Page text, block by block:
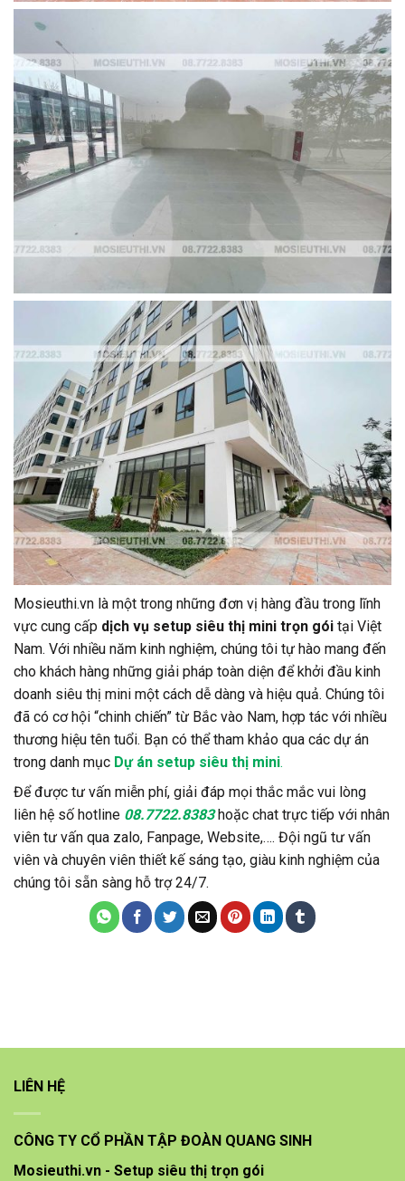
Mosieuthi.vn là một trong những đơn vị hàng đầu trong lĩnh
vực cung cấp dịch vụ setup siêu thị mini trọn gói tại Việt
Nam. Với nhiều năm kinh nghiệm, chúng tôi tự hào mang đến
cho khách hàng những giải pháp toàn diện để khởi đầu kinh
doanh siêu thị mini một cách dễ dàng và hiệu quả. Chúng tôi
đã có cơ hội “chinh chiến” từ Bắc vào Nam, hợp tác với nhiều
thương hiệu tên tuổi. Bạn có thể tham khảo qua các dự án
trong danh mục Dự án setup siêu thị mini.
Để được tư vấn miễn phí, giải đáp mọi thắc mắc vui lòng
liên hệ số hotline 08.7722.8383hoặc chat trực tiếp với nhân
viên tư vấn qua zalo, Fanpage, Website,…. Đội ngũ tư vấn
viên và chuyên viên thiết kế sáng tạo, giàu kinh nghiệm của
chúng tôi sẵn sàng hỗ trợ 24/7.
LIÊN HỆ
CÔNG TY CỔ PHẦN TẬP ĐOÀN QUANG SINH
Mosieuthi.vn - Setup siêu thị trọn gói